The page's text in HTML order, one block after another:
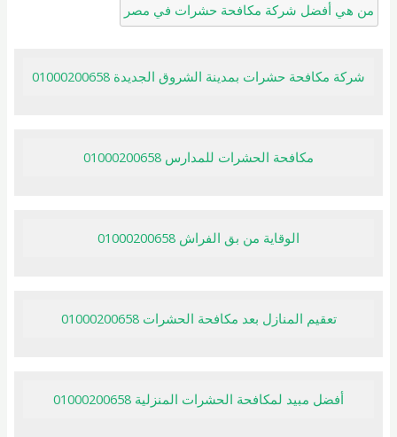
من هي أفضل شركة مكافحة حشرات في مصر
شركة مكافحة حشرات بمدينة الشروق الجديدة 01000200658
مكافحة الحشرات للمدارس 01000200658
الوقاية من بق الفراش 01000200658
تعقيم المنازل بعد مكافحة الحشرات 01000200658
أفضل مبيد لمكافحة الحشرات المنزلية 01000200658